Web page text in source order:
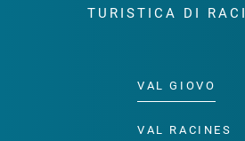
TURISTICA DI
VAL GIOVO
VAL RACINES